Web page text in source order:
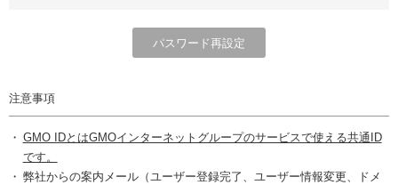
注意事項
GMO IDとはGMOインターネットグループのサービスで使える共通ID
です。
弊社からの案内メール（ユーザー登録完了、ユーザー情報変更、ドメ